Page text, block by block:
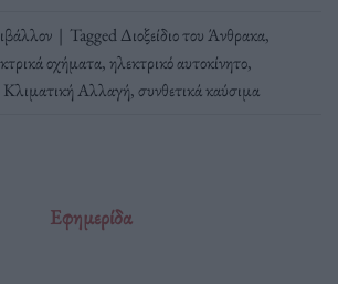
| TaggedΔιοξείδιο του Άνθρακα,
οχήματα,ηλεκτρικό αυτοκίνητο,
Κλιματική Αλλαγή,συνθετικά καύσιμα
Εφημερίδα